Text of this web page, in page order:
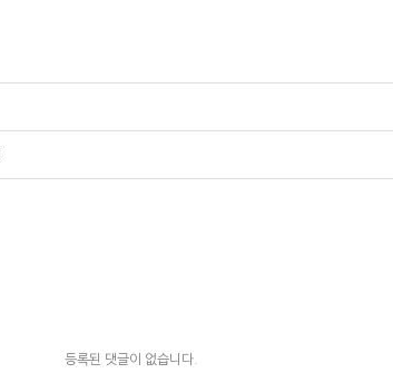
등록된 댓글이 없습니다.